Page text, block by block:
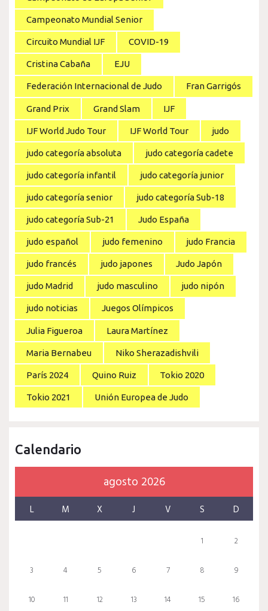
Campeonato Mundial Senior
Circuito Mundial IJF COVID-19
Cristina Cabaña EJU
Federación Internacional de Judo Fran Garrigós
Grand Prix Grand Slam IJF
IJF World Judo Tour IJF World Tour judo
judo categoría absoluta judo categoría cadete
judo categoría infantil judo categoría junior
judo categoría senior judo categoría Sub-18
judo categoría Sub-21 Judo España
judo español judo femenino judo Francia
judo francés judo japones Judo Japón
judo Madrid judo masculino judo nipón
judo noticias Juegos Olímpicos
Julia Figueroa Laura Martínez
Maria Bernabeu Niko Sherazadishvili
París 2024 Quino Ruiz Tokio 2020
Tokio 2021 Unión Europea de Judo
Calendario
agosto 2026
L M X J V S D
1 2
3 4 5 6 7 8 9
10 11 12 13 14 15 16